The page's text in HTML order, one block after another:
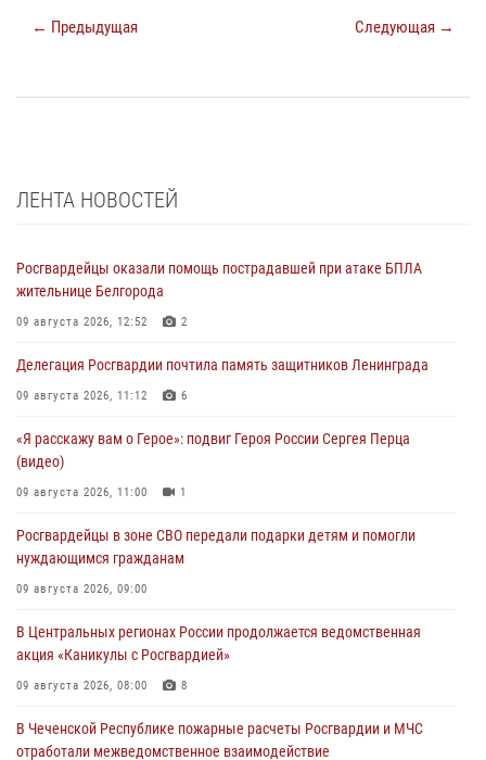
← Предыдущая Следующая →
ЛЕНТА НОВОСТЕЙ
Росгвардейцы оказали помощь пострадавшей при атаке БПЛА
жительнице Белгорода
09 августа 2026, 12:52 2
Делегация Росгвардии почтила память защитников Ленинграда
09 августа 2026, 11:12 6
«Я расскажу вам о Герое»: подвиг Героя России Сергея Перца
(видео)
09 августа 2026, 11:00 1
Росгвардейцы в зоне СВО передали подарки детям и помогли
нуждающимся гражданам
09 августа 2026, 09:00
В Центральных регионах России продолжается ведомственная
акция «Каникулы с Росгвардией»
09 августа 2026, 08:00 8
В Чеченской Республике пожарные расчеты Росгвардии и МЧС
отработали межведомственное взаимодействие